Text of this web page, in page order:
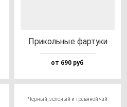
При­коль­ные фар­ту­ки
от 690 руб
Чёрный, зелёный и травяной чай